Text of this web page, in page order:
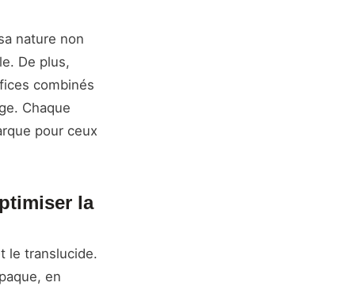
nature non
De plus,
combinés
Chaque
pour ceux
la
le translucide.
en